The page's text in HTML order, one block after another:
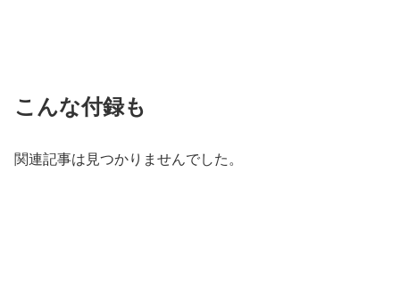
こんな付録も
関連記事は見つかりませんでした。